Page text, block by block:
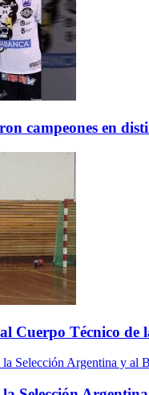
campeones en
Cuerpo Técnico de